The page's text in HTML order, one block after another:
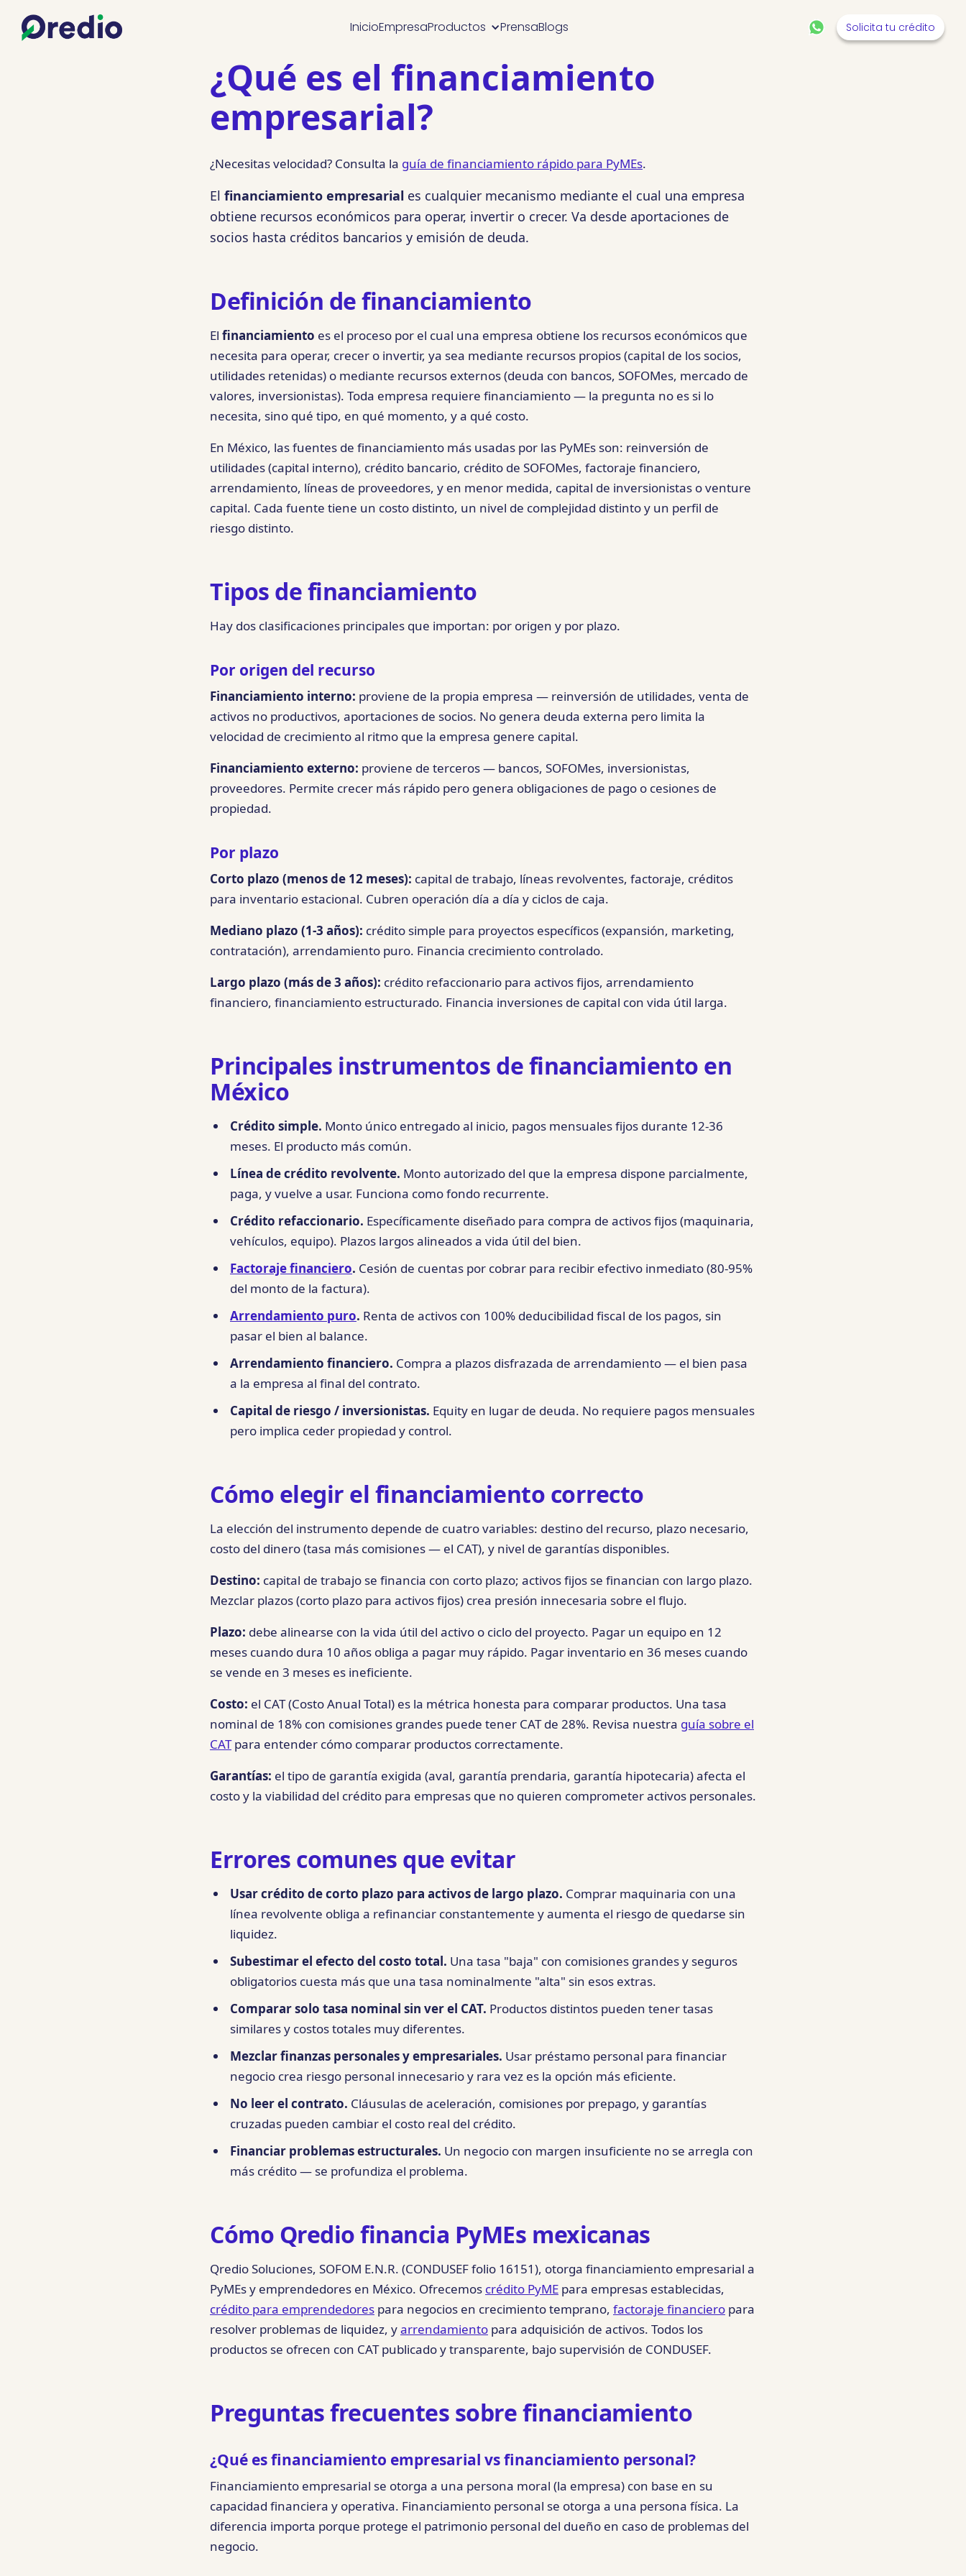
InicioEmpresaProductos PrensaBlogs Solicita tu crédito
¿Qué es el financiamiento
empresarial?
¿Necesitas velocidad? Consulta la guía de financiamiento rápido para PyMEs.
El financiamiento empresarial es cualquier mecanismo mediante el cual una empresa
obtiene recursos económicos para operar, invertir o crecer. Va desde aportaciones de
socios hasta créditos bancarios y emisión de deuda.
Definición de financiamiento
El financiamiento es el proceso por el cual una empresa obtiene los recursos económicos que
necesita para operar, crecer o invertir, ya sea mediante recursos propios (capital de los socios,
utilidades retenidas) o mediante recursos externos (deuda con bancos, SOFOMes, mercado de
valores, inversionistas). Toda empresa requiere financiamiento — la pregunta no es si lo
necesita, sino qué tipo, en qué momento, y a qué costo.
En México, las fuentes de financiamiento más usadas por las PyMEs son: reinversión de
utilidades (capital interno), crédito bancario, crédito de SOFOMes, factoraje financiero,
arrendamiento, líneas de proveedores, y en menor medida, capital de inversionistas o venture
capital. Cada fuente tiene un costo distinto, un nivel de complejidad distinto y un perfil de
riesgo distinto.
Tipos de financiamiento
Hay dos clasificaciones principales que importan: por origen y por plazo.
Por origen del recurso
Financiamiento interno: proviene de la propia empresa — reinversión de utilidades, venta de
activos no productivos, aportaciones de socios. No genera deuda externa pero limita la
velocidad de crecimiento al ritmo que la empresa genere capital.
Financiamiento externo: proviene de terceros — bancos, SOFOMes, inversionistas,
proveedores. Permite crecer más rápido pero genera obligaciones de pago o cesiones de
propiedad.
Por plazo
Corto plazo (menos de 12 meses): capital de trabajo, líneas revolventes, factoraje, créditos
para inventario estacional. Cubren operación día a día y ciclos de caja.
Mediano plazo (1-3 años): crédito simple para proyectos específicos (expansión, marketing,
contratación), arrendamiento puro. Financia crecimiento controlado.
Largo plazo (más de 3 años): crédito refaccionario para activos fijos, arrendamiento
financiero, financiamiento estructurado. Financia inversiones de capital con vida útil larga.
Principales instrumentos de financiamiento en
México
Crédito simple. Monto único entregado al inicio, pagos mensuales fijos durante 12-36
meses. El producto más común.
Línea de crédito revolvente. Monto autorizado del que la empresa dispone parcialmente,
paga, y vuelve a usar. Funciona como fondo recurrente.
Crédito refaccionario. Específicamente diseñado para compra de activos fijos (maquinaria,
vehículos, equipo). Plazos largos alineados a vida útil del bien.
Factoraje financiero. Cesión de cuentas por cobrar para recibir efectivo inmediato (80-95%
del monto de la factura).
Arrendamiento puro. Renta de activos con 100% deducibilidad fiscal de los pagos, sin
pasar el bien al balance.
Arrendamiento financiero. Compra a plazos disfrazada de arrendamiento — el bien pasa
a la empresa al final del contrato.
Capital de riesgo / inversionistas. Equity en lugar de deuda. No requiere pagos mensuales
pero implica ceder propiedad y control.
Cómo elegir el financiamiento correcto
La elección del instrumento depende de cuatro variables: destino del recurso, plazo necesario,
costo del dinero (tasa más comisiones — el CAT), y nivel de garantías disponibles.
Destino: capital de trabajo se financia con corto plazo; activos fijos se financian con largo plazo.
Mezclar plazos (corto plazo para activos fijos) crea presión innecesaria sobre el flujo.
Plazo: debe alinearse con la vida útil del activo o ciclo del proyecto. Pagar un equipo en 12
meses cuando dura 10 años obliga a pagar muy rápido. Pagar inventario en 36 meses cuando
se vende en 3 meses es ineficiente.
Costo: el CAT (Costo Anual Total) es la métrica honesta para comparar productos. Una tasa
nominal de 18% con comisiones grandes puede tener CAT de 28%. Revisa nuestra guía sobre el
CATpara entender cómo comparar productos correctamente.
Garantías: el tipo de garantía exigida (aval, garantía prendaria, garantía hipotecaria) afecta el
costo y la viabilidad del crédito para empresas que no quieren comprometer activos personales.
Errores comunes que evitar
Usar crédito de corto plazo para activos de largo plazo. Comprar maquinaria con una
línea revolvente obliga a refinanciar constantemente y aumenta el riesgo de quedarse sin
liquidez.
Subestimar el efecto del costo total. Una tasa "baja" con comisiones grandes y seguros
obligatorios cuesta más que una tasa nominalmente "alta" sin esos extras.
Comparar solo tasa nominal sin ver el CAT. Productos distintos pueden tener tasas
similares y costos totales muy diferentes.
Mezclar finanzas personales y empresariales. Usar préstamo personal para financiar
negocio crea riesgo personal innecesario y rara vez es la opción más eficiente.
No leer el contrato. Cláusulas de aceleración, comisiones por prepago, y garantías
cruzadas pueden cambiar el costo real del crédito.
Financiar problemas estructurales. Un negocio con margen insuficiente no se arregla con
más crédito — se profundiza el problema.
Cómo Qredio financia PyMEs mexicanas
Qredio Soluciones, SOFOM E.N.R. (CONDUSEF folio 16151), otorga financiamiento empresarial a
PyMEs y emprendedores en México. Ofrecemos crédito PyME para empresas establecidas,
crédito para emprendedores para negocios en crecimiento temprano, factoraje financiero para
resolver problemas de liquidez, yarrendamiento para adquisición de activos. Todos los
productos se ofrecen con CAT publicado y transparente, bajo supervisión de CONDUSEF.
Preguntas frecuentes sobre financiamiento
¿Qué es financiamiento empresarial vs financiamiento personal?
Financiamiento empresarial se otorga a una persona moral (la empresa) con base en su
capacidad financiera y operativa. Financiamiento personal se otorga a una persona física. La
diferencia importa porque protege el patrimonio personal del dueño en caso de problemas del
negocio.